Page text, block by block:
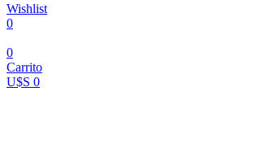
Wishlist
0
0
Carrito
U$S 0